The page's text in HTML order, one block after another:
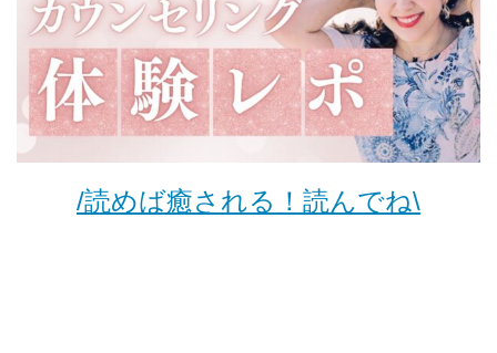
/読めば癒される！読んでね\